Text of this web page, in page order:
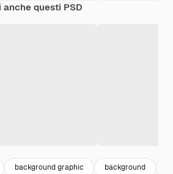
questi PSD
background graphic background